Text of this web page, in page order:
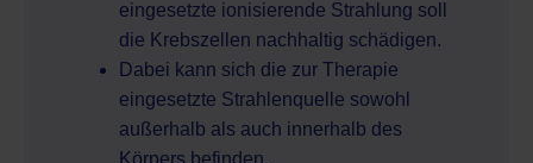
eingesetzte ionisierende Strahlung soll
die Krebszellen nachhaltig schädigen.
Dabei kann sich die zur Therapie
eingesetzte Strahlenquelle sowohl
außerhalb als auch innerhalb des